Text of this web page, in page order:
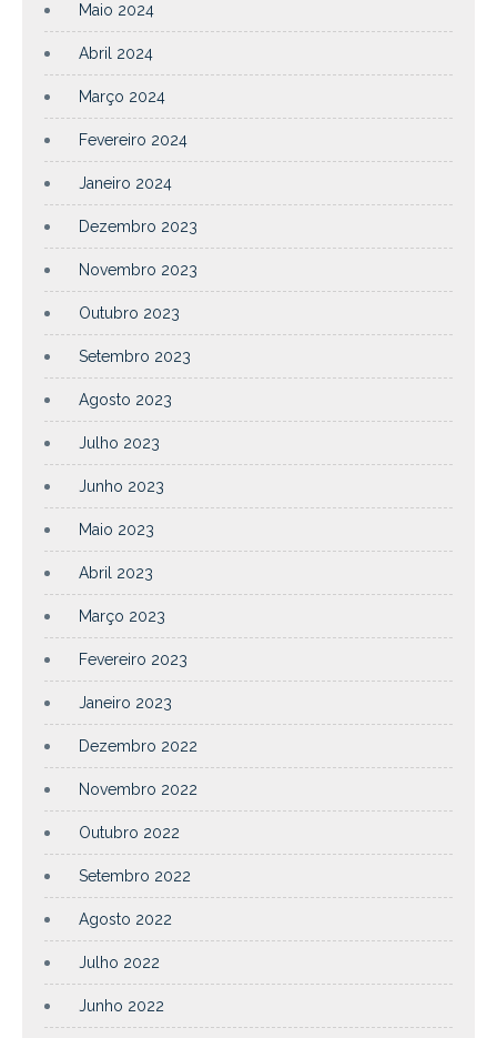
Maio 2024
Abril 2024
Março 2024
Fevereiro 2024
Janeiro 2024
Dezembro 2023
Novembro 2023
Outubro 2023
Setembro 2023
Agosto 2023
Julho 2023
Junho 2023
Maio 2023
Abril 2023
Março 2023
Fevereiro 2023
Janeiro 2023
Dezembro 2022
Novembro 2022
Outubro 2022
Setembro 2022
Agosto 2022
Julho 2022
Junho 2022